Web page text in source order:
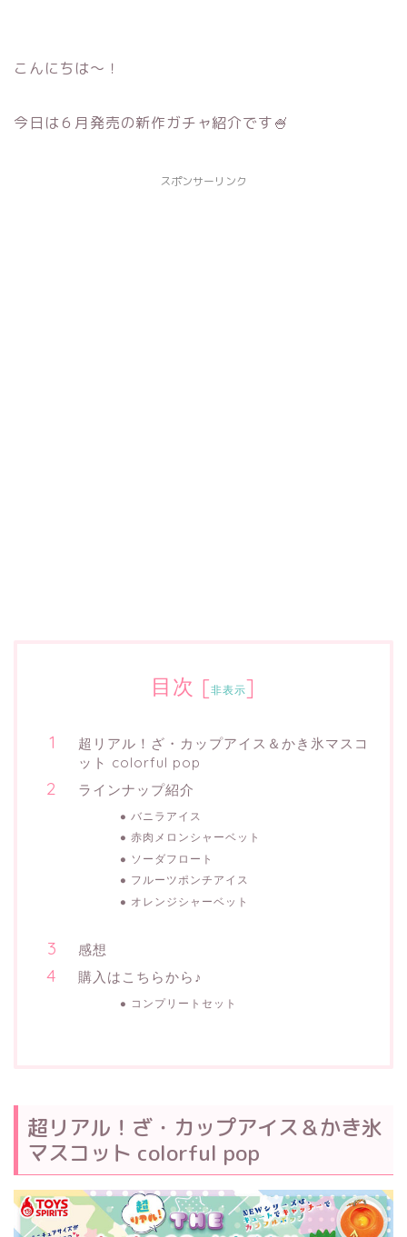
こんにちは～！
今日は６月発売の新作ガチャ紹介です🍧
スポンサーリンク
目次 [非表示]
超リアル！ざ・カップアイス＆かき氷マスコ
ット colorful pop
ラインナップ紹介
バニラアイス
赤肉メロンシャーベット
ソーダフロート
フルーツポンチアイス
オレンジシャーベット
感想
購入はこちらから♪
コンプリートセット
超リアル！ざ・カップアイス＆かき氷
マスコット colorful pop